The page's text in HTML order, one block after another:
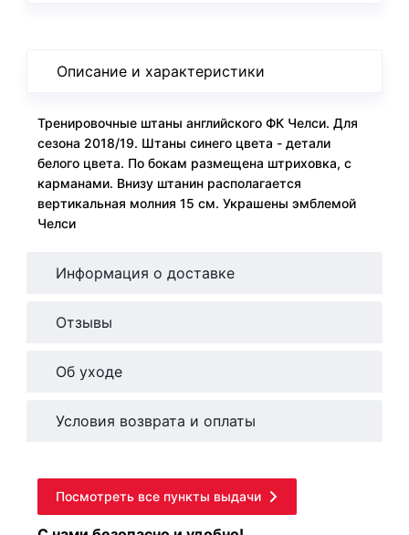
Описание и характеристики
Тренировочные штаны английского ФК Челси. Для
сезона 2018/19. Штаны синего цвета - детали
белого цвета. По бокам размещена штриховка, с
карманами. Внизу штанин располагается
вертикальная молния 15 см. Украшены эмблемой
Челси
Информация о доставке
Отзывы
Об уходе
Условия возврата и оплаты
Посмотреть все пункты выдачи